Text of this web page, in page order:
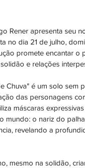
Rener apresenta seu
no dia 21 de julho,
promete encantar o
e relações
Chuva" é um solo sem
das personagens
máscaras
mundo: o nariz do
revelando a
mesmo na solidão,